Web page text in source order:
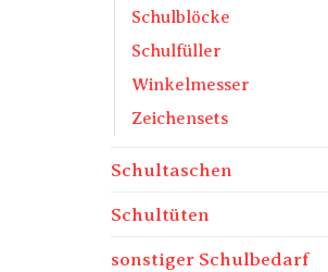
Schulblöcke
Schulfüller
Winkelmesser
Zeichensets
Schultaschen
Schultüten
sonstiger Schulbedarf